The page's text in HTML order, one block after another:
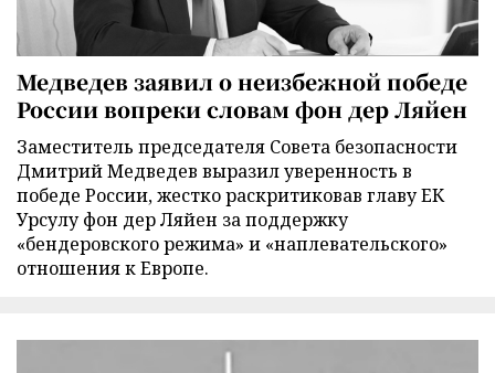
Медведев заявил о неизбежной победе
России вопреки словам фон дер Ляйен
Заместитель председателя Совета безопасности
Дмитрий Медведев выразил уверенность в
победе России, жестко раскритиковав главу ЕК
Урсулу фон дер Ляйен за поддержку
«бендеровского режима» и «наплевательского»
отношения к Европе.